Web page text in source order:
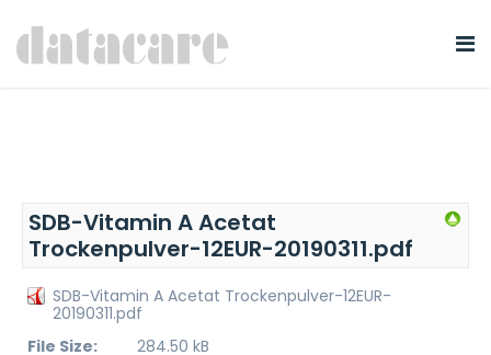
SDB-Vitamin A Acetat
Trockenpulver-12EUR-20190311.pdf
SDB-Vitamin A Acetat Trockenpulver-12EUR-
20190311.pdf
File Size:
284.50 kB